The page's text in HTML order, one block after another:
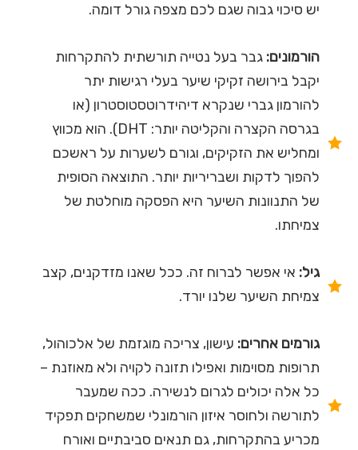
יש סיכוי גבוה שגם לכם מצפה גורל דומה.
הורמונים: גבר בעל נטייה תורשתית להתקרחות
יקבל בירושה זקיקי שיער בעלי רגישות יתר
להורמון גברי שנקרא דיהידרוטסטוסטרון (או
בגרסה הקצרה והקליטה יותר: DHT). הוא מכווץ
ומחליש את הזקיקים, וגורם לשערות על ראשכם
להפוך לדקות ושבריריות יותר. התוצאה הסופית
של התנוונות השיער היא הפסקה מוחלטת של
צמיחתו.
גיל: אי אפשר לברוח זה. ככל שאנו מזדקנים, קצב
צמיחת השיער שלנו יורד.
גורמים אחרים: עישון, צריכה מוגזמת של אלכוהול,
תרופות מסוימות ואפילו תזונה לקויה ולא מאוזנת –
כל אלה יכולים לגרום לנשירה. ככה שמעבר
לתורשה ולחוסר איזון הורמונלי שמשחקים תפקיד
מכריע בהתקרחות, גם תנאים סביבתיים ואורח